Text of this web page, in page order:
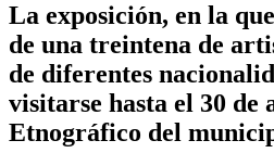
La exposición, en la
de una treintena de
de diferentes
visitarse hasta el 30 de
Etnográfico del